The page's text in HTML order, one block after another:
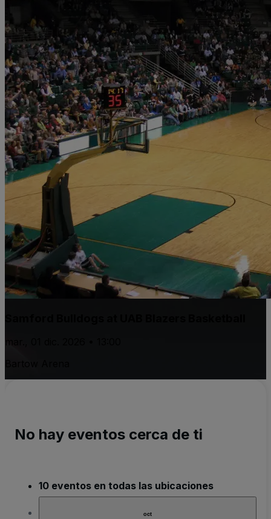
mar., 01 dic. 2026 • 13:00
No hay eventos cerca de ti
10 eventos en todas las ubicaciones
oct